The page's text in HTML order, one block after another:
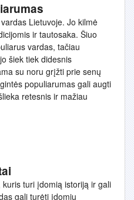
Lietuvoje. Jo kilmė
ir tautosaka. Šiuo
vardas, tačiau
šiek tiek didesnis
su noru grįžti prie senų
populiarumas gali augti
retesnis ir mažiau
turi įdomią istoriją ir gali
gali turėti įdomių